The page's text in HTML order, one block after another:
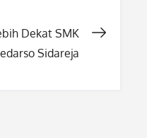
Dekat SMK
Sidareja